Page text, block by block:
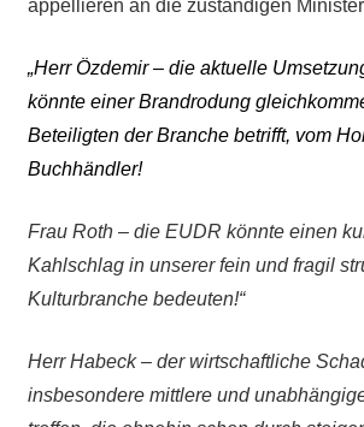
appellieren an die zuständigen
„Herr Özdemir – die aktuelle
könnte einer Brandrodung
Beteiligten der Branche betrifft, vom
Buchhändler!
Frau Roth – die EUDR könnte einen
Kahlschlag in unserer fein und fragil
Kulturbranche bedeuten!“
Herr Habeck – der wirtschaftliche
insbesondere mittlere und